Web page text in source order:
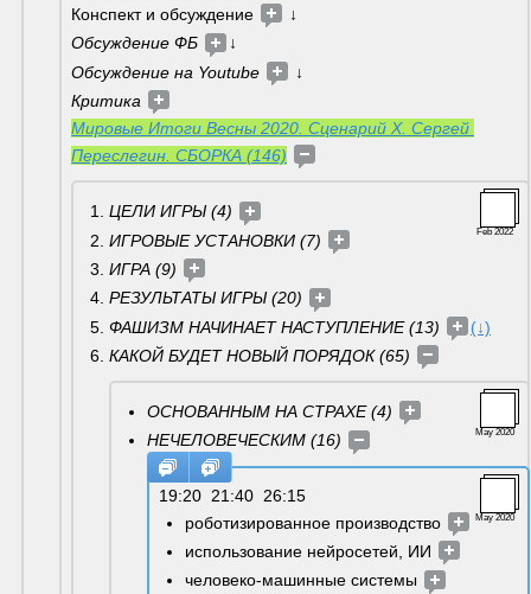
Конспект и обсуждение
↓
Обсуждение ФБ
↓
Обсуждение на Youtube
↓
Критика
Мировые Итоги Весны 2020. Сценарий Х. Сергей
Переслегин. СБОРКА (146)
Feb 2022
ЦЕЛИ ИГРЫ (4)
ИГРОВЫЕ УСТАНОВКИ (7)
ИГРА (9)
РЕЗУЛЬТАТЫ ИГРЫ (20)
ФАШИЗМ НАЧИНАЕТ НАСТУПЛЕНИЕ (13)
(↓)
КАКОЙ БУДЕТ НОВЫЙ ПОРЯДОК (65)
May 2020
ОСНОВАННЫМ НА СТРАХЕ (4)
НЕЧЕЛОВЕЧЕСКИМ (16)
May 2020
19:20  21:40  26:15
роботизированное производство
использование нейросетей, ИИ
человеко-машинные системы